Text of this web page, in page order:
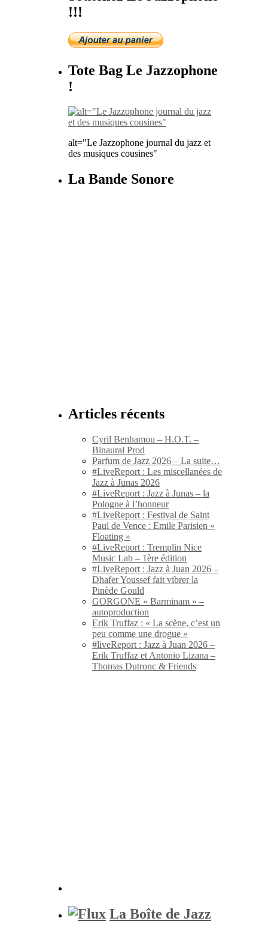
!!!
Tote Bag Le Jazzophone
!
alt="Le Jazzophone journal du jazz et
des musiques cousines"
La Bande Sonore
Articles récents
Cyril Benhamou – H.O.T. –
Binaural Prod
Parfum de Jazz 2026 – La suite…
#LiveReport : Les miscellanées de
Jazz à Junas 2026
#LiveReport : Jazz à Junas – la
Pologne à l’honneur
#LiveReport : Festival de Saint
Paul de Vence : Emile Parisien «
Floating »
#LiveReport : Tremplin Nice
Music Lab – 1ère édition
#LiveReport : Jazz à Juan 2026 –
Dhafer Youssef fait vibrer la
Pinède Gould
GORGONE « Barminam » –
autoproduction
Erik Truffaz : « La scène, c’est un
peu comme une drogue »
#liveReport : Jazz à Juan 2026 –
Erik Truffaz et Antonio Lizana –
Thomas Dutronc & Friends
La Boîte de Jazz